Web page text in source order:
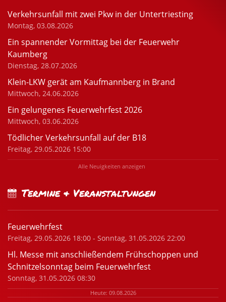
Verkehrsunfall mit zwei Pkw in der Untertriesting
Montag, 03.08.2026
Ein spannender Vormittag bei der Feuerwehr
Kaumberg
Dienstag, 28.07.2026
Klein-LKW gerät am Kaufmannberg in Brand
Mittwoch, 24.06.2026
Ein gelungenes Feuerwehrfest 2026
Mittwoch, 03.06.2026
Tödlicher Verkehrsunfall auf der B18
Freitag, 29.05.2026 15:00
Alle Neuigkeiten anzeigen
Termine & Veranstaltungen
Feuerwehrfest
Freitag, 29.05.2026 18:00 - Sonntag, 31.05.2026 22:00
Hl. Messe mit anschließendem Frühschoppen und
Schnitzelsonntag beim Feuerwehrfest
Sonntag, 31.05.2026 08:30
Heute: 09.08.2026